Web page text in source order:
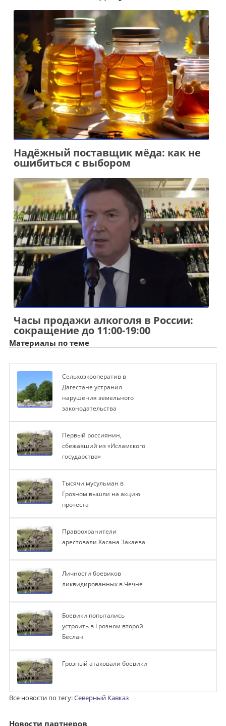
Надёжный поставщик мёда: как не
ошибиться с выбором
Часы продажи алкоголя в России:
сокращение до 11:00-19:00
Материалы по теме
Сельхозкооператив в
Дагестане устранил
нарушения земельного
законодательства
Первый россиянин,
сбежавший из «Исламского
государства»
Тысячи мусульман в
Грозном вышли на акцию
протеста
Правоохранители
арестовали Хасана Закаева
Личности боевиков
ликвидированных в Чечне
Боевики попытались
устроить в Грозном второй
Беслан
Грозный атаковали боевики
Все новости по тегу:Северный Кавказ
Новости партнеров